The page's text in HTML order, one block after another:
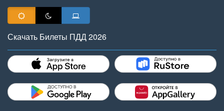
Скачать Билеты ПДД 2026